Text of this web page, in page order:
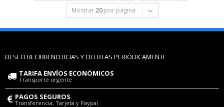
Mostrar 20 por página
DESEO RECIBIR NOTICIAS Y OFERTAS PERIÓDICAMENTE
TARIFA ENVÍOS ECONÓMICOS
Transporte urgente
PAGOS SEGUROS
Transferencia, Tarjeta y Paypal